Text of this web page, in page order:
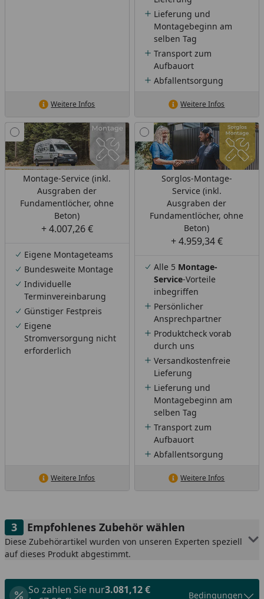
Weitere Infos
Lieferung und
Montagebeginn am
selben Tag
Transport zum
Aufbauort
Abfallentsorgung
Weitere Infos
Montage-Service (inkl.
Ausgraben der
Fundamentlöcher, ohne
Beton)
+ 4.007,26 €
Eigene Montageteams
Bundesweite Montage
Individuelle
Terminvereinbarung
Günstiger Festpreis
Eigene
Stromversorgung nicht
erforderlich
Weitere Infos
Sorglos-Montage-
Service (inkl.
Ausgraben der
Fundamentlöcher, ohne
Beton)
+ 4.959,34 €
Alle 5 Montage-
Service-Vorteile
inbegriffen
Persönlicher
Ansprechpartner
Produktcheck vorab
durch uns
Versandkostenfreie
Lieferung
Lieferung und
Montagebeginn am
selben Tag
Transport zum
Aufbauort
Abfallentsorgung
Weitere Infos
Empfohlenes Zubehör wählen
Diese Zubehörartikel wurden von unseren Experten speziell
auf dieses Produkt abgestimmt.
So zahlen Sie nur3.081,12 €
Bedingungen